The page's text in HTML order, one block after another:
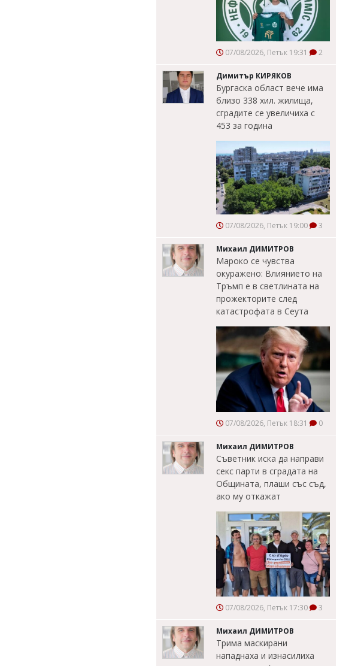
07/08/2026, Петък 19:31 2
Димитър КИРЯКОВ
Бургаска област вече има
близо 338 хил. жилища,
сградите се увеличиха с
453 за година
07/08/2026, Петък 19:00 3
Михаил ДИМИТРОВ
Мароко се чувства
окуражено: Влиянието на
Тръмп е в светлината на
прожекторите след
катастрофата в Сеута
07/08/2026, Петък 18:31 0
Михаил ДИМИТРОВ
Съветник иска да направи
секс парти в сградата на
Общината, плаши със съд,
ако му откажат
07/08/2026, Петък 17:30 3
Михаил ДИМИТРОВ
Трима маскирани
нападнаха и изнасилиха